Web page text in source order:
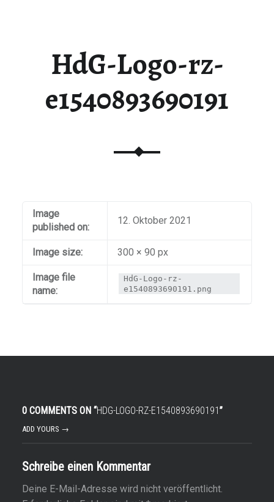
HdG-Logo-rz-
e1540893690191
Image
published on:
12. Oktober 2021
Image size: 300 × 90 px
Image file
name:
HdG-Logo-rz-
e1540893690191.png
0 COMMENTS ON “HDG-LOGO-RZ-E1540893690191”
ADD YOURS →
Schreibe einen Kommentar
Deine E-Mail-Adresse wird nicht veröffentlicht.